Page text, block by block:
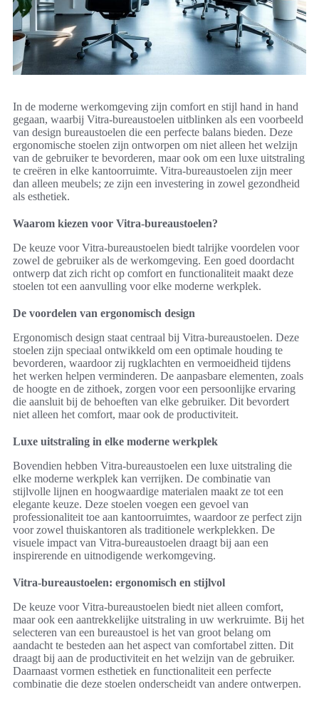
In de moderne werkomgeving zijn comfort en stijl hand in hand
gegaan, waarbij Vitra-bureaustoelen uitblinken als een voorbeeld
van design bureaustoelen die een perfecte balans bieden. Deze
ergonomische stoelen zijn ontworpen om niet alleen het welzijn
van de gebruiker te bevorderen, maar ook om een luxe uitstraling
te creëren in elke kantoorruimte. Vitra-bureaustoelen zijn meer
dan alleen meubels; ze zijn een investering in zowel gezondheid
als esthetiek.
Waarom kiezen voor Vitra-bureaustoelen?
De keuze voor Vitra-bureaustoelen biedt talrijke voordelen voor
zowel de gebruiker als de werkomgeving. Een goed doordacht
ontwerp dat zich richt op comfort en functionaliteit maakt deze
stoelen tot een aanvulling voor elke moderne werkplek.
De voordelen van ergonomisch design
Ergonomisch design staat centraal bij Vitra-bureaustoelen. Deze
stoelen zijn speciaal ontwikkeld om een optimale houding te
bevorderen, waardoor zij rugklachten en vermoeidheid tijdens
het werken helpen verminderen. De aanpasbare elementen, zoals
de hoogte en de zithoek, zorgen voor een persoonlijke ervaring
die aansluit bij de behoeften van elke gebruiker. Dit bevordert
niet alleen het comfort, maar ook de productiviteit.
Luxe uitstraling in elke moderne werkplek
Bovendien hebben Vitra-bureaustoelen een luxe uitstraling die
elke moderne werkplek kan verrijken. De combinatie van
stijlvolle lijnen en hoogwaardige materialen maakt ze tot een
elegante keuze. Deze stoelen voegen een gevoel van
professionaliteit toe aan kantoorruimtes, waardoor ze perfect zijn
voor zowel thuiskantoren als traditionele werkplekken. De
visuele impact van Vitra-bureaustoelen draagt bij aan een
inspirerende en uitnodigende werkomgeving.
Vitra-bureaustoelen: ergonomisch en stijlvol
De keuze voor Vitra-bureaustoelen biedt niet alleen comfort,
maar ook een aantrekkelijke uitstraling in uw werkruimte. Bij het
selecteren van een bureaustoel is het van groot belang om
aandacht te besteden aan het aspect van comfortabel zitten. Dit
draagt bij aan de productiviteit en het welzijn van de gebruiker.
Daarnaast vormen esthetiek en functionaliteit een perfecte
combinatie die deze stoelen onderscheidt van andere ontwerpen.